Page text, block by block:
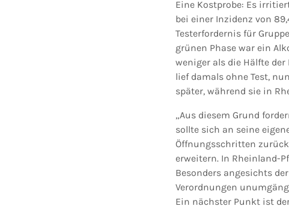
Eine Kostprobe: Es
bei einer Inzidenz von
Testerfordernis für
grünen Phase war ein
weniger als die Hälfte
lief damals ohne Test,
später, während sie in
„Aus diesem Grund
sollte sich an seine
Öffnungsschritten
erweitern. In Rheinland-
Besonders angesichts
Verordnungen
Ein nächster Punkt ist